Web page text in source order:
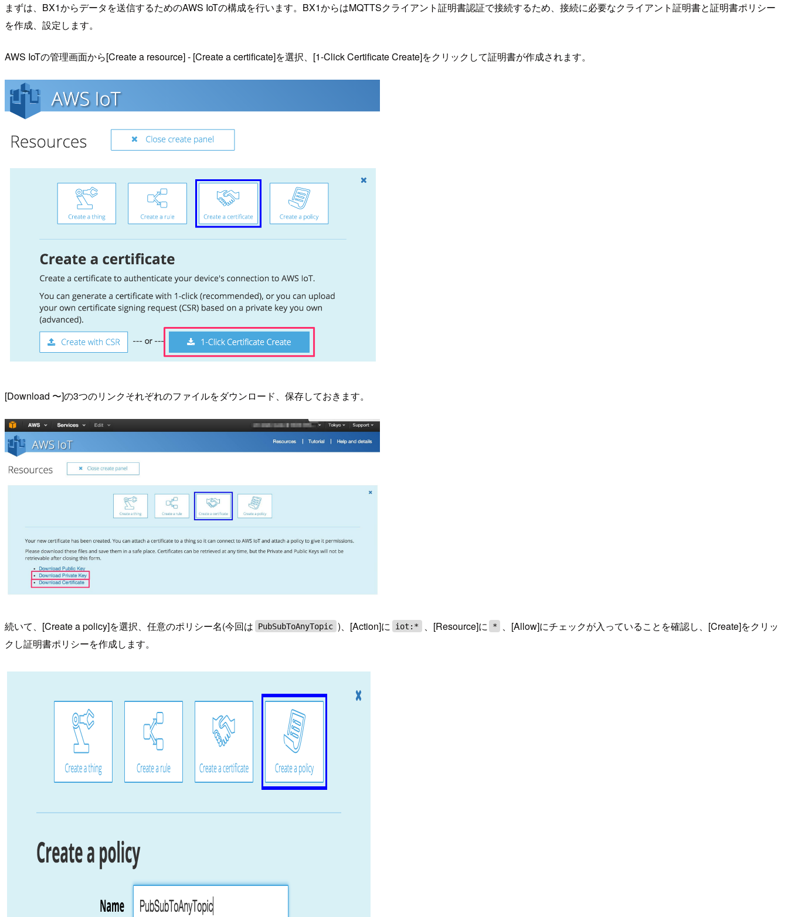
まずは、BX1からデータを送信するためのAWS IoTの構成を行います。BX1からはMQTTSクライアント証明書認証で接続するため、接続に必要なクライアント証明書と証明書ポリシー
を作成、設定します。
AWS IoTの管理画面から[Create a resource] - [Create a certificate]を選択、[1-Click Certificate Create]をクリックして証明書が作成されます。
[Download 〜]の3つのリンクそれぞれのファイルをダウンロード、保存しておきます。
続いて、[Create a policy]を選択、任意のポリシー名(今回は PubSubToAnyTopic )、[Action]に iot:* 、[Resource]に *
、[Allow]にチェックが入っていることを確認し、[Create]をクリッ
クし証明書ポリシーを作成します。